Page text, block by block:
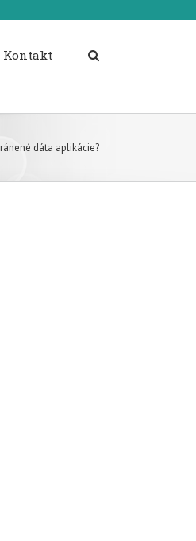
Kontakt
dáta aplikácie?